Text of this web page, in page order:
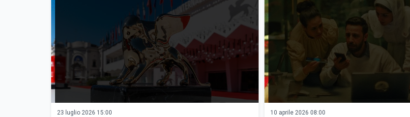
23 luglio 2026 15:00 10 aprile 2026 08:00